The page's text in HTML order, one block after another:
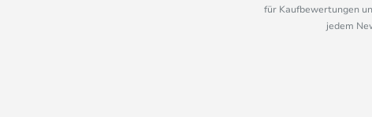
für Kaufbewertungen
jedem